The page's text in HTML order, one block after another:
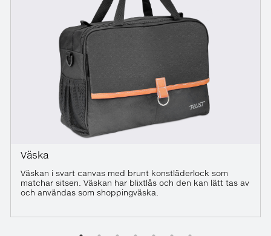
Väska
Väskan i svart canvas med brunt konstläderlock som
matchar sitsen. Väskan har blixtlås och den kan lätt tas av
och användas som shoppingväska.